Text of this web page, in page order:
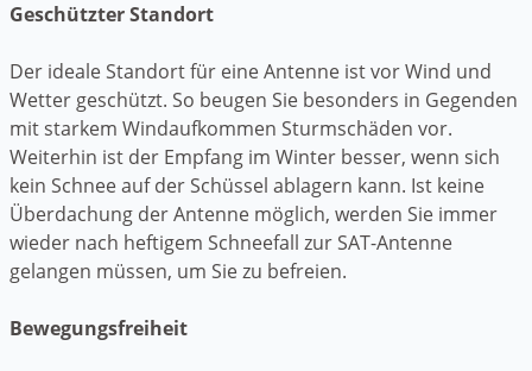
Geschützter Standort
Der ideale Standort für eine Antenne ist vor Wind und
Wetter geschützt. So beugen Sie besonders in Gegenden
mit starkem Windaufkommen Sturmschäden vor.
Weiterhin ist der Empfang im Winter besser, wenn sich
kein Schnee auf der Schüssel ablagern kann. Ist keine
Überdachung der Antenne möglich, werden Sie immer
wieder nach heftigem Schneefall zur SAT-Antenne
gelangen müssen, um Sie zu befreien.
Bewegungsfreiheit